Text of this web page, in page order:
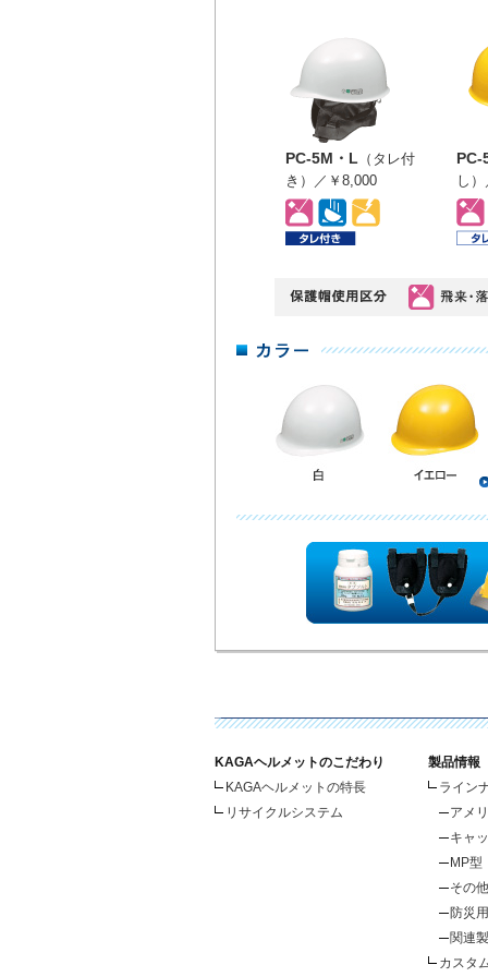
PC-5M・L （タレ付
き）／￥8,000
PC-
し
KAGAヘルメットのこだわり
KAGAヘルメットの特長
リサイクルシステム
製品情報
ライン
アメ
キャ
MP型
その
防災
関連
カスタ